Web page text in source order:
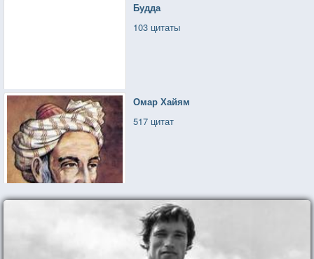
Будда
103 цитаты
Омар Хайям
517 цитат